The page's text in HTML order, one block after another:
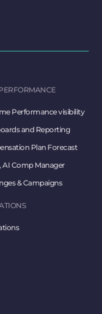
Performance visibility
and Reporting
Plan Forecast
AI Comp Manager
& Campaigns